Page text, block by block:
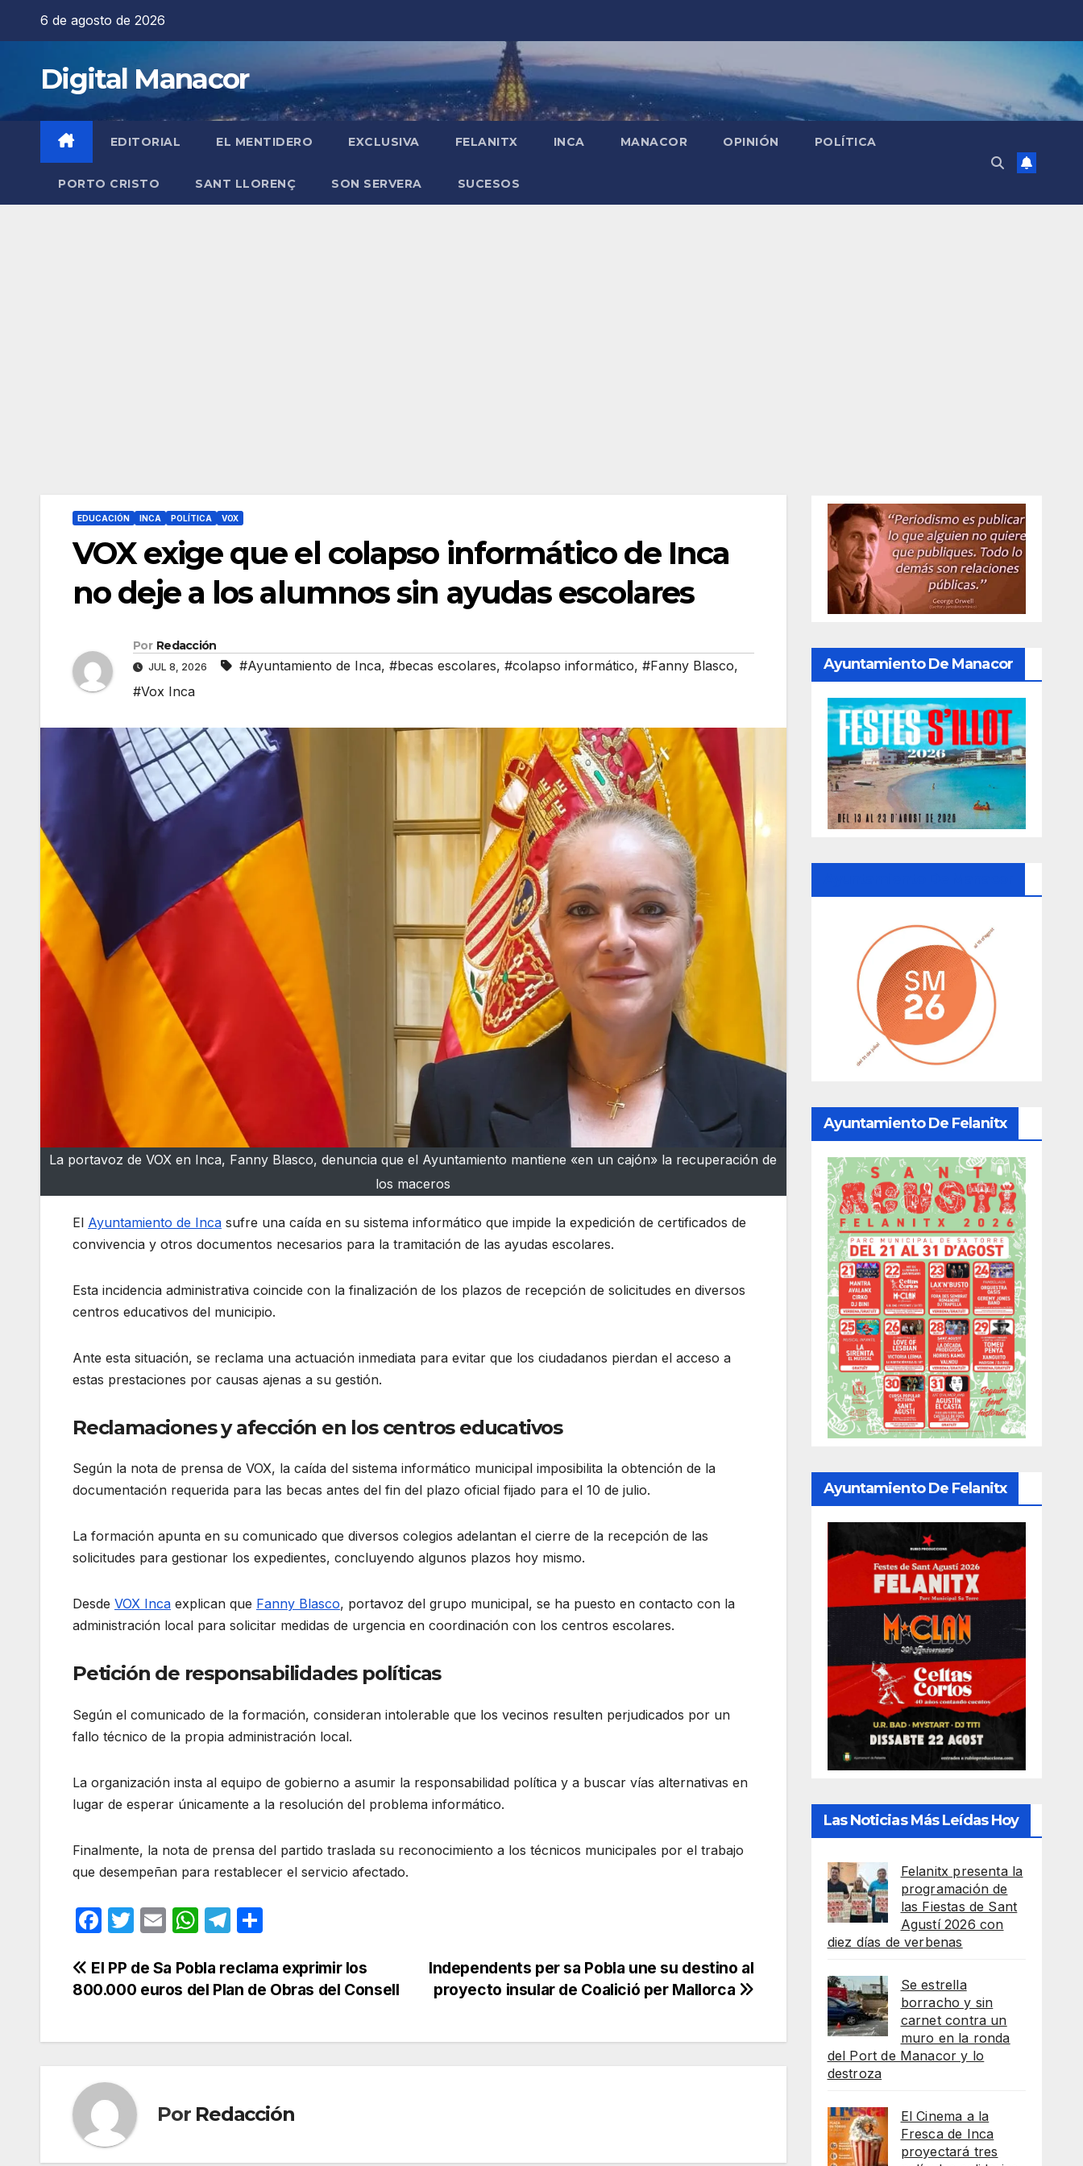
6 de agosto de 2026
Digital Manacor
EDITORIAL EL MENTIDERO EXCLUSIVA FELANITX INCA MANACOR OPINIÓN POLÍTICA
PORTO CRISTO SANT LLORENÇ SON SERVERA SUCESOS
EDUCACIÓN INCA POLÍTICA VOX
VOX exige que el colapso informático de Inca
no deje a los alumnos sin ayudas escolares
Por Redacción
JUL 8, 2026 #Ayuntamiento de Inca, #becas escolares, #colapso informático, #Fanny Blasco,
#Vox Inca
La portavoz de VOX en Inca, Fanny Blasco, denuncia que el Ayuntamiento mantiene «en un cajón» la recuperación de
los maceros
El Ayuntamiento de Inca sufre una caída en su sistema informático que impide la expedición de certificados de
convivencia y otros documentos necesarios para la tramitación de las ayudas escolares.
Esta incidencia administrativa coincide con la finalización de los plazos de recepción de solicitudes en diversos
centros educativos del municipio.
Ante esta situación, se reclama una actuación inmediata para evitar que los ciudadanos pierdan el acceso a
estas prestaciones por causas ajenas a su gestión.
Reclamaciones y afección en los centros educativos
Según la nota de prensa de VOX, la caída del sistema informático municipal imposibilita la obtención de la
documentación requerida para las becas antes del fin del plazo oficial fijado para el 10 de julio.
La formación apunta en su comunicado que diversos colegios adelantan el cierre de la recepción de las
solicitudes para gestionar los expedientes, concluyendo algunos plazos hoy mismo.
Desde VOX Inca explican que Fanny Blasco, portavoz del grupo municipal, se ha puesto en contacto con la
administración local para solicitar medidas de urgencia en coordinación con los centros escolares.
Petición de responsabilidades políticas
Según el comunicado de la formación, consideran intolerable que los vecinos resulten perjudicados por un
fallo técnico de la propia administración local.
La organización insta al equipo de gobierno a asumir la responsabilidad política y a buscar vías alternativas en
lugar de esperar únicamente a la resolución del problema informático.
Finalmente, la nota de prensa del partido traslada su reconocimiento a los técnicos municipales por el trabajo
que desempeñan para restablecer el servicio afectado.
F
c
e
o
o
k
T
itt
er
E
ail
W
at
s
p
T
e
gr
m
m
p
tir
Navegación
entradas
Independents per sa Pobla une su destino al
proyecto insular de Coalició per Mallorca
El PP de Sa Pobla reclama exprimir los
800.000 euros del Plan de Obras del Consell
Por Redacción
Ayuntamiento De Manacor
Ayuntamiento De Felanitx
Ayuntamiento De Felanitx
Las Noticias Más Leídas Hoy
Felanitx presenta la
programación de
las Fiestas de Sant
Agustí 2026 con
diez días de verbenas
Se estrella
borracho y sin
carnet contra un
muro en la ronda
del Port de Manacor y lo
destroza
El Cinema a la
Fresca de Inca
proyectará tres